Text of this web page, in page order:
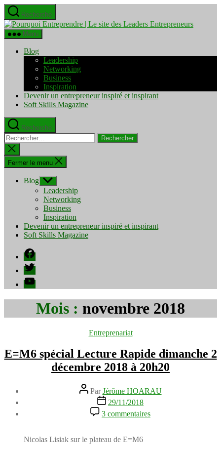
Aller
au
contenu
Recherche
Pourquoi
Menu
Blog
Leadership
Networking
Business
Inspiration
Devenir un entrepreneur inspiré et inspirant
Soft Skills Magazine
Recherche
Rechercher :
Fermer
la
recherche
Fermer le menu
Blog Afficher
le
sous-
menu
Leadership
Networking
Business
Inspiration
Devenir un entrepreneur inspiré et inspirant
Soft Skills Magazine
Facebook
Twitter
YouTube
Mois : novembre 2018
Catégories
Entreprenariat
E=M6 spécial Lecture Rapide dimanche 2
décembre 2018 à 20h20
Auteur
de
l’article
ParJérôme HOARAU
Date
de
l’article
29/11/2018
3 commentaires
E=M6
Nicolas Lisiak sur le plateau de E=M6